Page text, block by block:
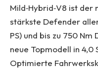
Mild‑Hybrid‑V8 ist
stärkste Defender
PS) und bis zu 750
neue Topmodell in 4,0
Optimierte